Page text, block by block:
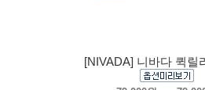
[NIVADA] 니바다 퀵릴